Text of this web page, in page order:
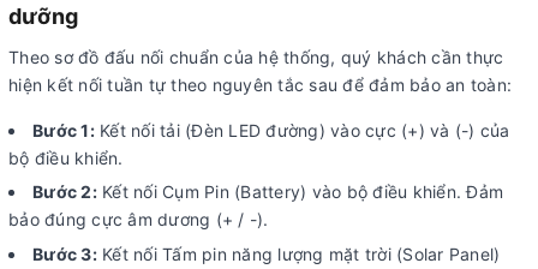
dưỡng
Theo sơ đồ đấu nối chuẩn của hệ thống, quý khách cần thực
hiện kết nối tuần tự theo nguyên tắc sau để đảm bảo an toàn:
Bước 1:Kết nối tải (Đèn LED đường) vào cực (+) và (-) của
bộ điều khiển.
Bước 2:Kết nối Cụm Pin (Battery) vào bộ điều khiển. Đảm
bảo đúng cực âm dương (+ / -).
Bước 3:Kết nối Tấm pin năng lượng mặt trời (Solar Panel)